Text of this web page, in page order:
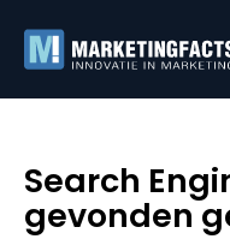
Search
gevonden